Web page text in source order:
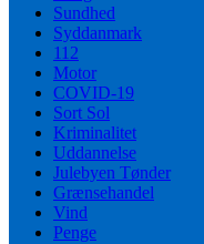
Sundhed
Syddanmark
112
Motor
COVID-19
Sort Sol
Kriminalitet
Uddannelse
Julebyen Tønder
Grænsehandel
Vind
Penge